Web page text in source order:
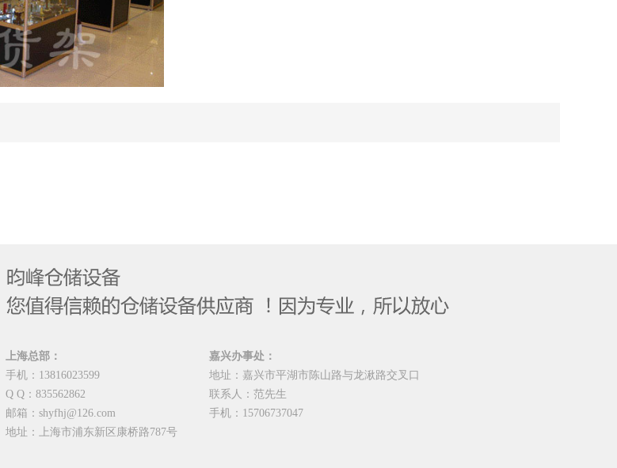
上海总部：
手机：13816023599
Q Q：835562862
邮箱：shyfhj@126.com
地址：上海市浦东新区康桥路787号
嘉兴办事处：
地址：嘉兴市平湖市陈山路与龙湫路交叉口
联系人：范先生
手机：15706737047